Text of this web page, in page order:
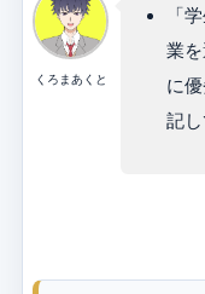
くろまあくと
「
業
に
記し